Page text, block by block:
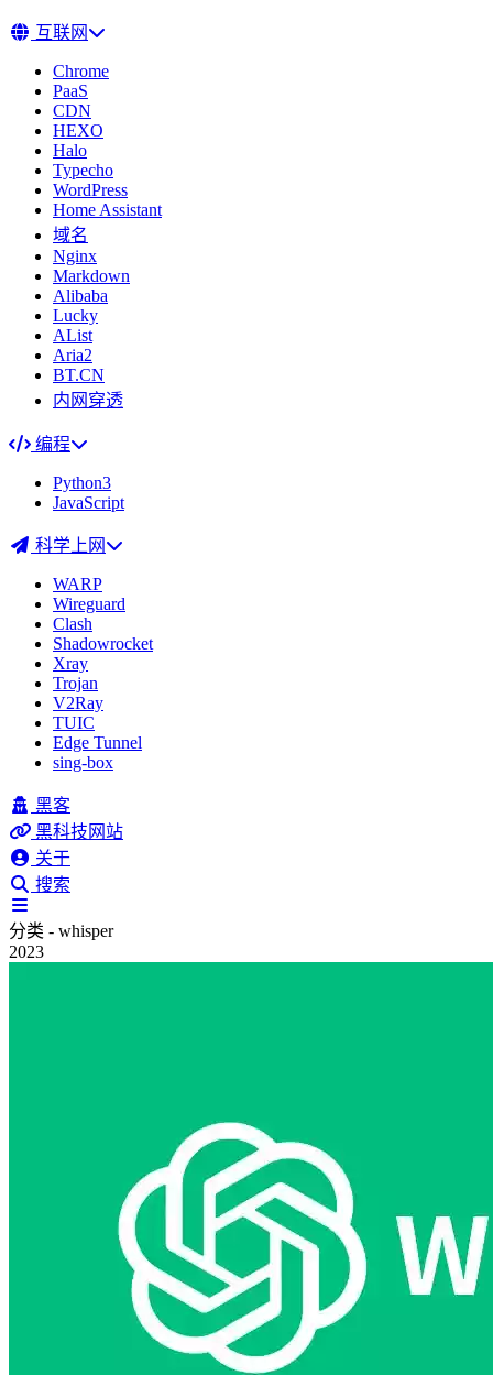
互联网
Chrome
PaaS
CDN
HEXO
Halo
Typecho
WordPress
Home Assistant
域名
Nginx
Markdown
Alibaba
Lucky
AList
Aria2
BT.CN
内网穿透
编程
Python3
JavaScript
科学上网
WARP
Wireguard
Clash
Shadowrocket
Xray
Trojan
V2Ray
TUIC
Edge Tunnel
sing-box
黑客
黑科技网站
关于
搜索
分类 - whisper
2023